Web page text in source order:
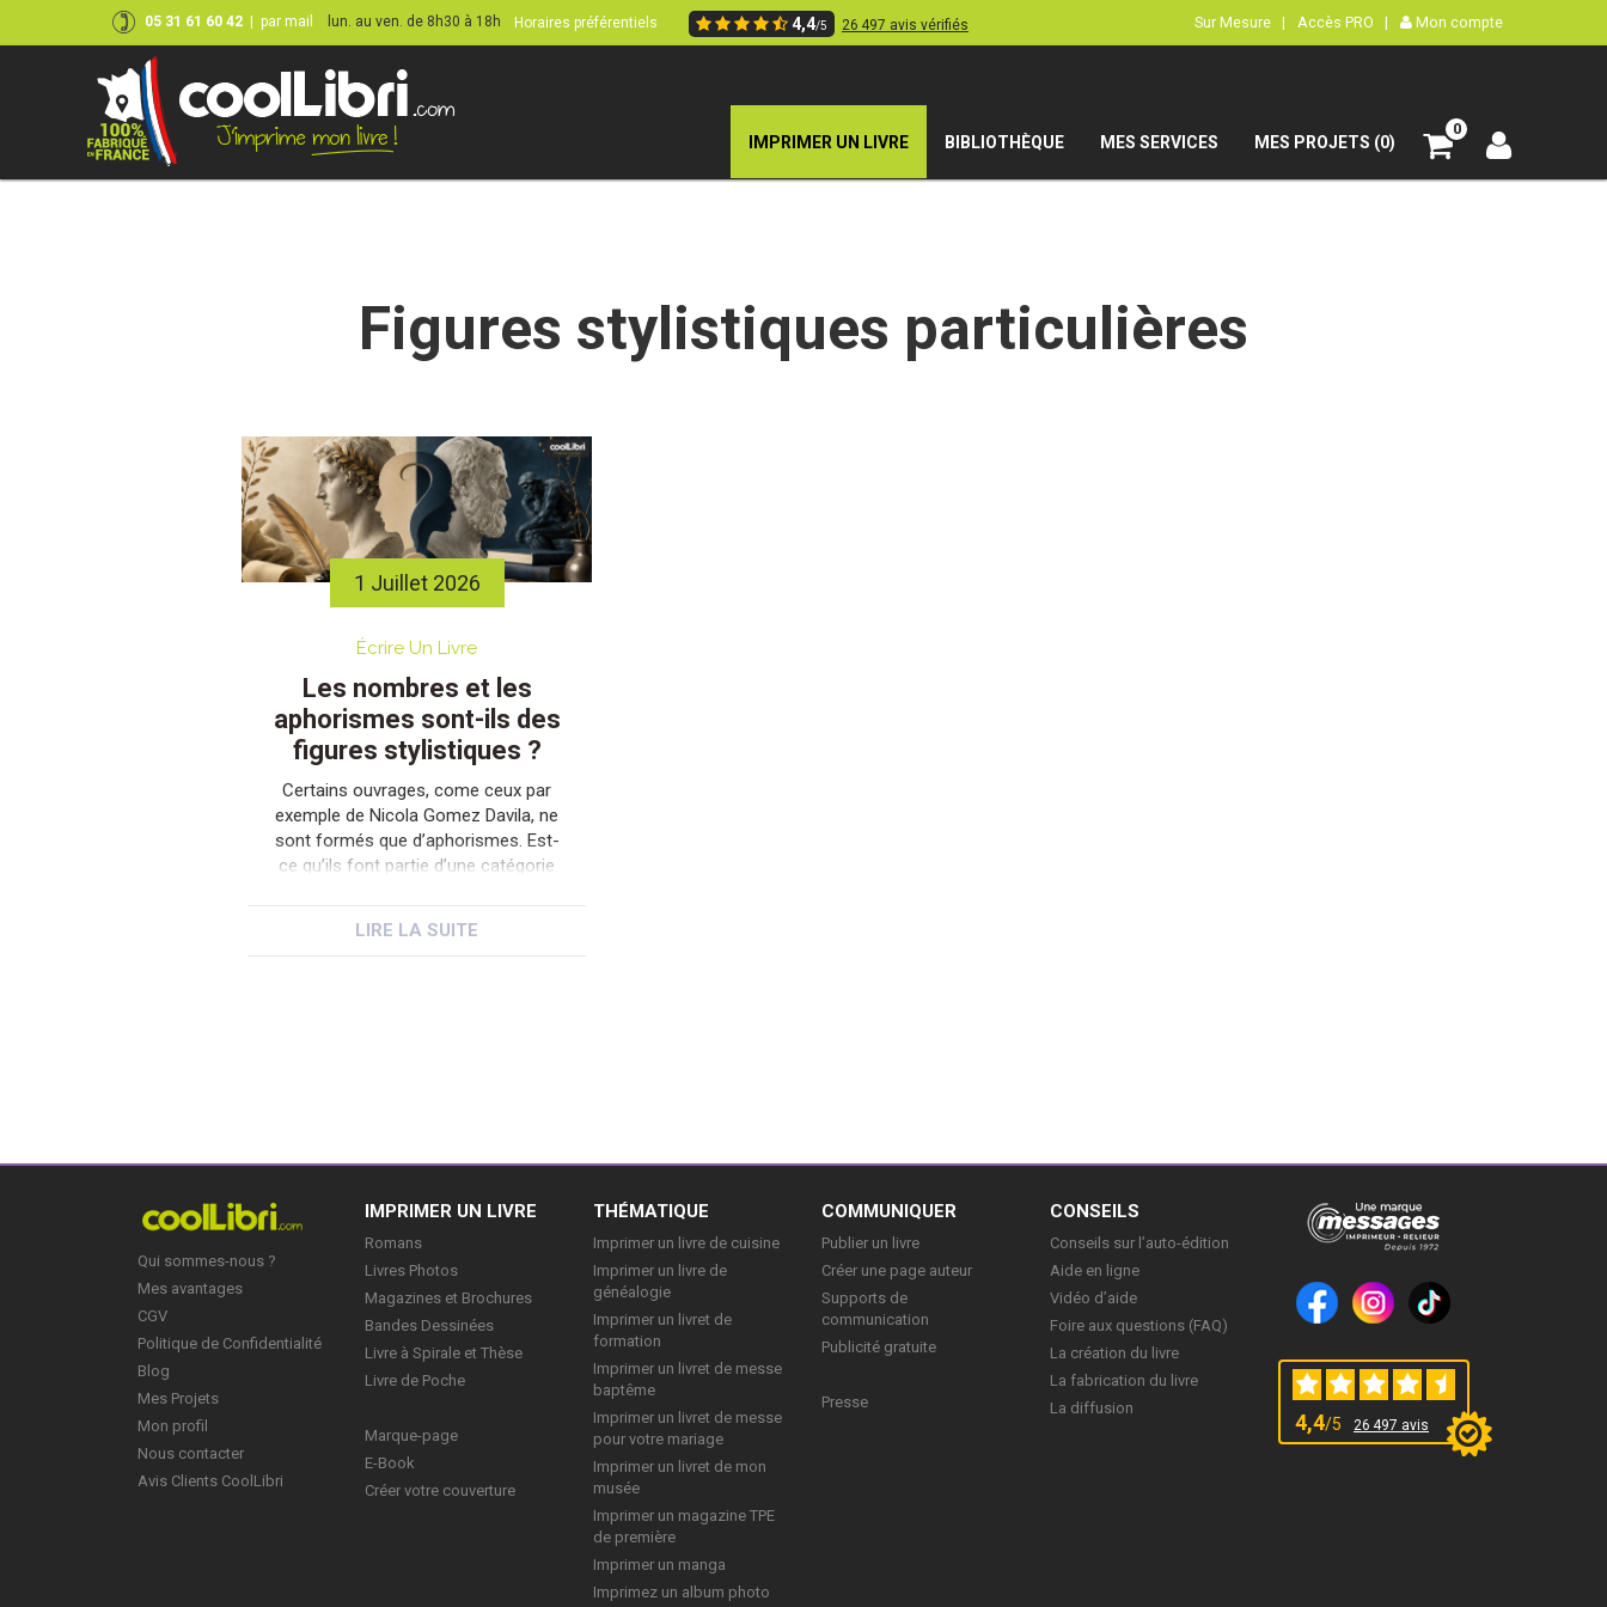
05 31 61 60 42 par mail lun. au ven. de 8h30 à 18h Horaires préférentiels 4,4/5 26 497 avis vérifiés Sur Mesure | Accès PRO | Mon compte
IMPRIMER UN LIVRE BIBLIOTHÈQUE MES SERVICES MES PROJETS (0)
0
Figures stylistiques particulières
1 Juillet 2026
Écrire Un Livre
Les nombres et les
aphorismes sont-ils des
figures stylistiques ?
Certains ouvrages, come ceux par
exemple de Nicola Gomez Davila, ne
sont formés que d’aphorismes. Est-
ce qu’ils font partie d’une catégorie
monstrueuse d’une figure de style
LIRE LA SUITE
Qui sommes-nous ?
Mes avantages
CGV
Politique de Confidentialité
Blog
Mes Projets
Mon profil
Nous contacter
Avis Clients CoolLibri
IMPRIMER UN LIVRE
Romans
Livres Photos
Magazines et Brochures
Bandes Dessinées
Livre à Spirale et Thèse
Livre de Poche
Marque-page
E-Book
Créer votre couverture
THÉMATIQUE
Imprimer un livre de cuisine
Imprimer un livre de
généalogie
Imprimer un livret de
formation
Imprimer un livret de messe
baptême
Imprimer un livret de messe
pour votre mariage
Imprimer un livret de mon
musée
Imprimer un magazine TPE
de première
Imprimer un manga
Imprimez un album photo
COMMUNIQUER
Publier un livre
Créer une page auteur
Supports de
communication
Publicité gratuite
Presse
CONSEILS
Conseils sur l’auto-édition
Aide en ligne
Vidéo d’aide
Foire aux questions (FAQ)
La création du livre
La fabrication du livre
La diffusion
4,4/5 26 497 avis